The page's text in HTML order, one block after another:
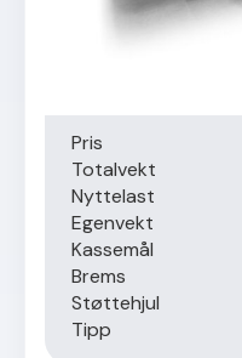
Pris
Totalvekt
Nyttelast
Egenvekt
Kassemål
Brems
Støttehjul
Tipp